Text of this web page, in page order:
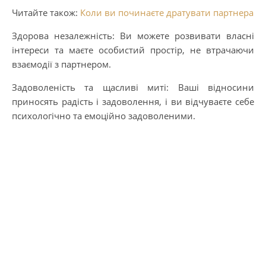
Читайте також: Коли ви починаєте дратувати партнера
Здорова незалежність: Ви можете розвивати власні
інтереси та маєте особистий простір, не втрачаючи
взаємодії з партнером.
Задоволеність та щасливі миті: Ваші відносини
приносять радість і задоволення, і ви відчуваєте себе
психологічно та емоційно задоволеними.